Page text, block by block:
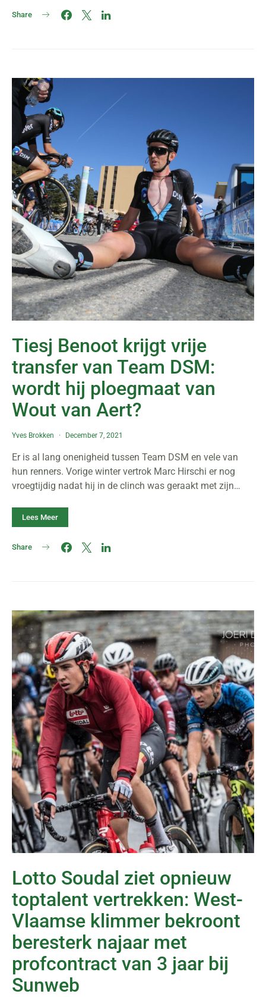
Share
Tiesj Benoot krijgt vrije
transfer van Team DSM:
wordt hij ploegmaat van
Wout van Aert?
Yves Brokken December 7, 2021
Er is al lang onenigheid tussen Team DSM en vele van
hun renners. Vorige winter vertrok Marc Hirschi er nog
vroegtijdig nadat hij in de clinch was geraakt met zijn…
Lees Meer
Share
Lotto Soudal ziet opnieuw
toptalent vertrekken: West-
Vlaamse klimmer bekroont
beresterk najaar met
profcontract van 3 jaar bij
Sunweb